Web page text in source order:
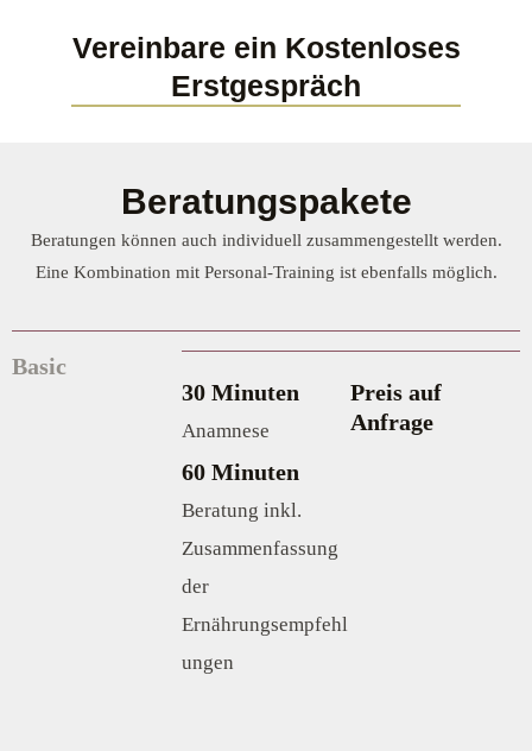
Vereinbare ein Kostenloses
Erstgespräch
Beratungspakete
Beratungen können auch individuell zusammengestellt werden.
Eine Kombination mit Personal-Training ist ebenfalls möglich.
Basic
30 Minuten
Anamnese
60 Minuten
Beratung inkl.
Zusammenfassung
der
Ernährungsempfehl
ungen
Preis auf
Anfrage